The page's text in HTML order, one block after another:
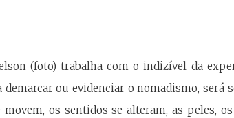
(foto) trabalha com o indizível da
demarcar ou evidenciar o nomadismo, será
os sentidos se alteram, as peles,